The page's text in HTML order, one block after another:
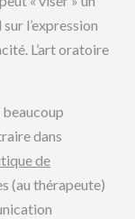
l’expression
L’art oratoire
dans
de
(au thérapeute)